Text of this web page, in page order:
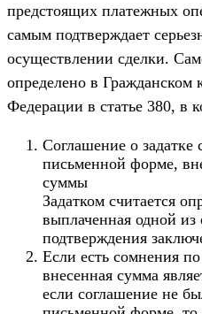
предстоящих платежных
самым подтверждает
осуществлении сделки.
определено в Гражданском
Федерации в статье 380, в
Соглашение о задатке
письменной форме,
суммы
Задатком считается
выплаченная одной из
подтверждения
Если есть сомнения
внесенная сумма
если соглашение не